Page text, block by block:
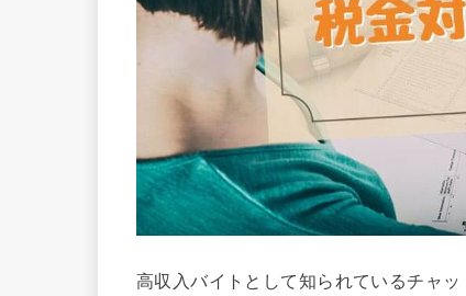
高収入バイトとして知られているチャ